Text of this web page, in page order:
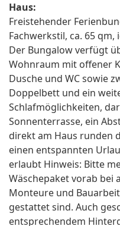
Haus:
Freistehender
Fachwerkstil, ca. 65
Der Bungalow verfügt
Wohnraum mit offener
Dusche und WC sowie
Doppelbett und ein
Schlafmöglichkeiten,
Sonnenterrasse, ein
direkt am Haus runden
einen entspannten
erlaubt Hinweis: Bitte
Wäschepaket vorab bei
Monteure und
gestattet sind. Auch
entsprechendem